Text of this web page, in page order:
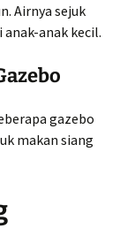
Airnya sejuk
anak kecil.
gazebo
makan siang